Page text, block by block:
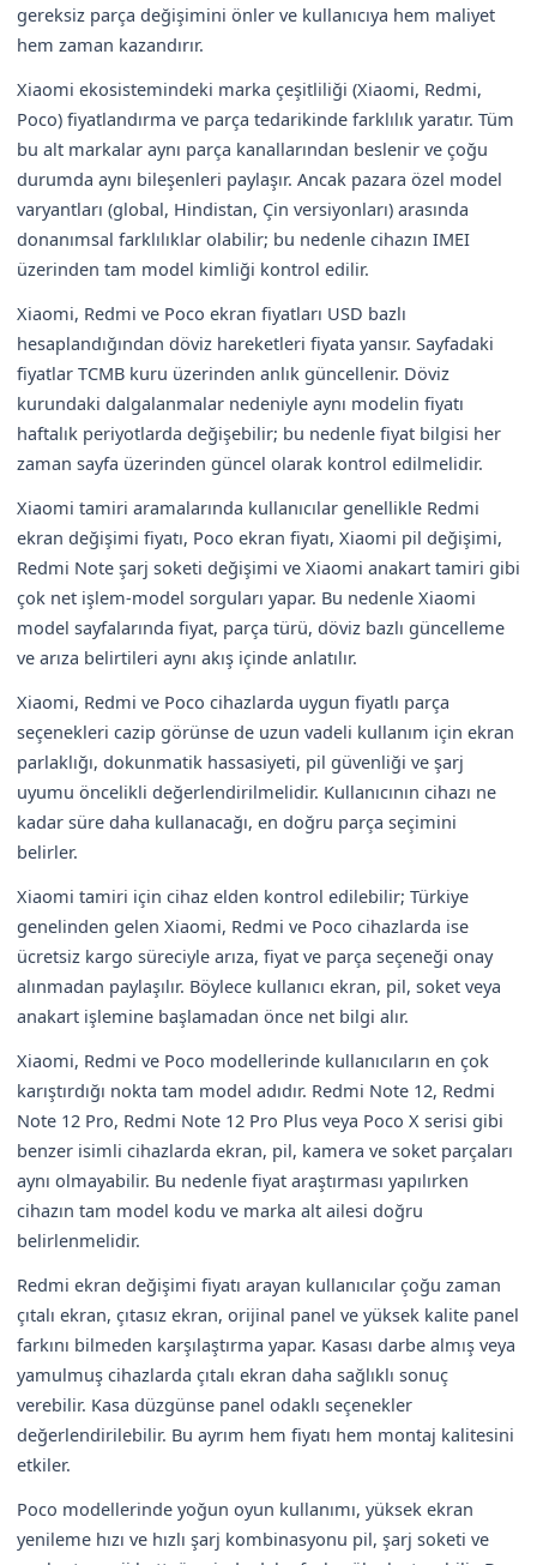
gereksiz parça değişimini önler ve kullanıcıya hem maliyet
hem zaman kazandırır.
Xiaomi ekosistemindeki marka çeşitliliği (Xiaomi, Redmi,
Poco) fiyatlandırma ve parça tedarikinde farklılık yaratır. Tüm
bu alt markalar aynı parça kanallarından beslenir ve çoğu
durumda aynı bileşenleri paylaşır. Ancak pazara özel model
varyantları (global, Hindistan, Çin versiyonları) arasında
donanımsal farklılıklar olabilir; bu nedenle cihazın IMEI
üzerinden tam model kimliği kontrol edilir.
Xiaomi, Redmi ve Poco ekran fiyatları USD bazlı
hesaplandığından döviz hareketleri fiyata yansır. Sayfadaki
fiyatlar TCMB kuru üzerinden anlık güncellenir. Döviz
kurundaki dalgalanmalar nedeniyle aynı modelin fiyatı
haftalık periyotlarda değişebilir; bu nedenle fiyat bilgisi her
zaman sayfa üzerinden güncel olarak kontrol edilmelidir.
Xiaomi tamiri aramalarında kullanıcılar genellikle Redmi
ekran değişimi fiyatı, Poco ekran fiyatı, Xiaomi pil değişimi,
Redmi Note şarj soketi değişimi ve Xiaomi anakart tamiri gibi
çok net işlem-model sorguları yapar. Bu nedenle Xiaomi
model sayfalarında fiyat, parça türü, döviz bazlı güncelleme
ve arıza belirtileri aynı akış içinde anlatılır.
Xiaomi, Redmi ve Poco cihazlarda uygun fiyatlı parça
seçenekleri cazip görünse de uzun vadeli kullanım için ekran
parlaklığı, dokunmatik hassasiyeti, pil güvenliği ve şarj
uyumu öncelikli değerlendirilmelidir. Kullanıcının cihazı ne
kadar süre daha kullanacağı, en doğru parça seçimini
belirler.
Xiaomi tamiri için cihaz elden kontrol edilebilir; Türkiye
genelinden gelen Xiaomi, Redmi ve Poco cihazlarda ise
ücretsiz kargo süreciyle arıza, fiyat ve parça seçeneği onay
alınmadan paylaşılır. Böylece kullanıcı ekran, pil, soket veya
anakart işlemine başlamadan önce net bilgi alır.
Xiaomi, Redmi ve Poco modellerinde kullanıcıların en çok
karıştırdığı nokta tam model adıdır. Redmi Note 12, Redmi
Note 12 Pro, Redmi Note 12 Pro Plus veya Poco X serisi gibi
benzer isimli cihazlarda ekran, pil, kamera ve soket parçaları
aynı olmayabilir. Bu nedenle fiyat araştırması yapılırken
cihazın tam model kodu ve marka alt ailesi doğru
belirlenmelidir.
Redmi ekran değişimi fiyatı arayan kullanıcılar çoğu zaman
çıtalı ekran, çıtasız ekran, orijinal panel ve yüksek kalite panel
farkını bilmeden karşılaştırma yapar. Kasası darbe almış veya
yamulmuş cihazlarda çıtalı ekran daha sağlıklı sonuç
verebilir. Kasa düzgünse panel odaklı seçenekler
değerlendirilebilir. Bu ayrım hem fiyatı hem montaj kalitesini
etkiler.
Poco modellerinde yoğun oyun kullanımı, yüksek ekran
yenileme hızı ve hızlı şarj kombinasyonu pil, şarj soketi ve